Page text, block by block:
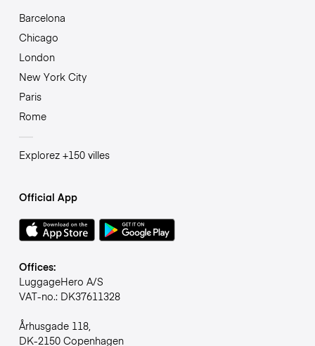
Barcelona
Chicago
London
New York City
Paris
Rome
Explorez +150 villes
Official App
Offices:
LuggageHero A/S
VAT-no.: DK37611328
Århusgade 118,
DK-2150 Copenhagen